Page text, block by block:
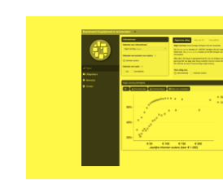
is
het
dubbele
werk?